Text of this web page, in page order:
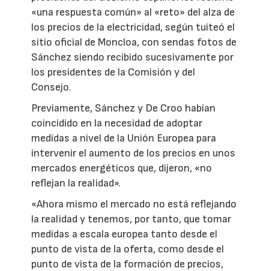
«una respuesta común» al «reto» del alza de
los precios de la electricidad, según tuiteó el
sitio oficial de Moncloa, con sendas fotos de
Sánchez siendo recibido sucesivamente por
los presidentes de la Comisión y del
Consejo.
Previamente, Sánchez y De Croo habían
coincidido en la necesidad de adoptar
medidas a nivel de la Unión Europea para
intervenir el aumento de los precios en unos
mercados energéticos que, dijeron, «no
reflejan la realidad».
«Ahora mismo el mercado no está reflejando
la realidad y tenemos, por tanto, que tomar
medidas a escala europea tanto desde el
punto de vista de la oferta, como desde el
punto de vista de la formación de precios,